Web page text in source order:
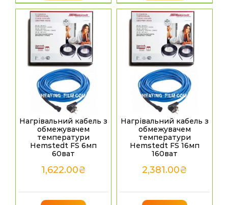
Нагрівальний кабель з
обмежувачем
температури
Hemstedt FS 6мп
60ват
1,622.00₴
Нагрівальний кабель з
обмежувачем
температури
Hemstedt FS 16мп
160ват
2,381.00₴